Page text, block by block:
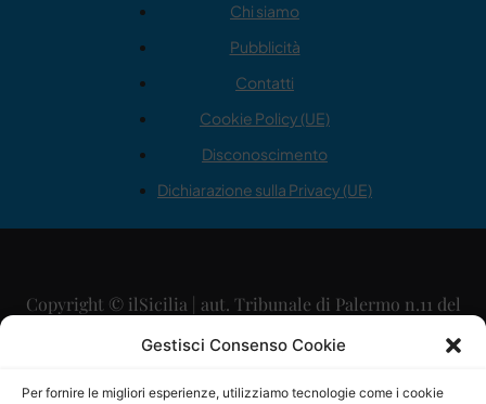
Gestisci Consenso Cookie
Per fornire le migliori esperienze, utilizziamo tecnologie come i cookie
Chi siamo
Pubblicità
Contatti
Cookie Policy (UE)
Disconoscimento
Dichiarazione sulla Privacy (UE)
Copyright © ilSicilia | aut. Tribunale di Palermo n.11 del
29/09/2015